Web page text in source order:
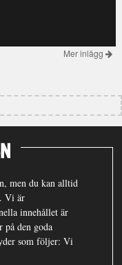
Mer inlägg
men du kan alltid
Vi är
innehållet är
den goda
som följer: Vi